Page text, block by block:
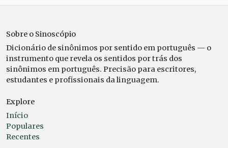
Sobre o Sinoscópio
Dicionário de sinônimos por sentido em português — o
instrumento que revela os sentidos por trás dos
sinônimos em português. Precisão para escritores,
estudantes e profissionais da linguagem.
Explore
Início
Populares
Recentes